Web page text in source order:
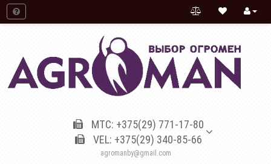
МТС: +375(29) 771-17-80
VEL: +375(29) 340-85-66
agromanby@gmail.com